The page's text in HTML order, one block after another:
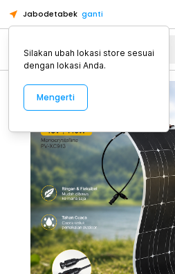
Jabodetabek ganti
Alat Kopi
Silakan ubah lokasi store sesuai
dengan lokasi Anda.
Mengerti